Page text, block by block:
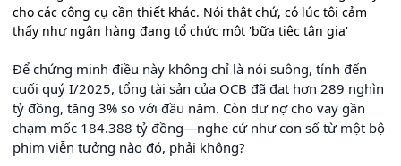
cho các công cụ cần thiết khác. Nói thật chứ, có lúc tôi cảm
thấy như ngân hàng đang tổ chức một 'bữa tiệc tân gia'
Để chứng minh điều này không chỉ là nói suông, tính đến
cuối quý I/2025, tổng tài sản của OCB đã đạt hơn 289 nghìn
tỷ đồng, tăng 3% so với đầu năm. Còn dư nợ cho vay gần
chạm mốc 184.388 tỷ đồng—nghe cứ như con số từ một bộ
phim viễn tưởng nào đó, phải không?